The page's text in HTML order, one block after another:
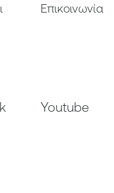
Επικοινωνία
Youtube